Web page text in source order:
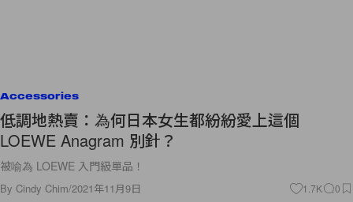
Accessories
低調地熱賣：為何日本女生都紛紛愛上這個
LOEWE Anagram 別針？
被喻為 LOEWE 入門級單品！
By Cindy Chim/2021年11月9日 1.7K 0